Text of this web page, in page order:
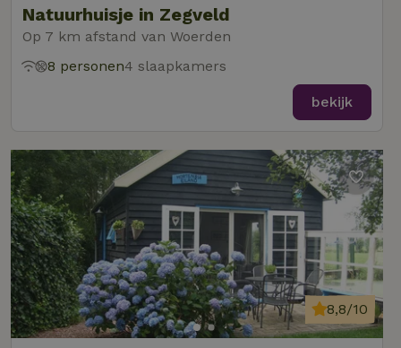
Natuurhuisje in Zegveld
Op 7 km afstand van Woerden
8 personen4 slaapkamers
bekijk
8,8/10